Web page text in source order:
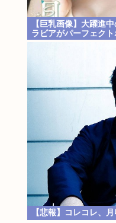
【巨乳画像】大躍進
ラビアがパーフェク
【悲報】コレコレ、